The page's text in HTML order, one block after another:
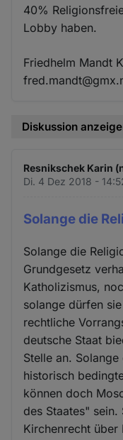
40%
Lobby haben.
Friedhelm Mandt
Diskussion
Resnikschek Karin
Di. 4 Dez 2018 -
Solange die
Solange die
Grundgesetz
Katholizismus,
solange dürfen
rechtliche
deutsche Staat
Stelle an.
historisch
können doch
des Staates"
Kirchenrecht über